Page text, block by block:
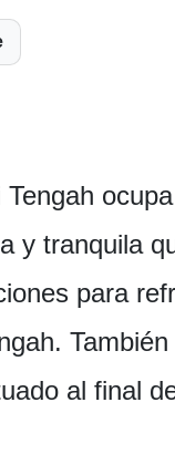
Tengah
y tranquila
para
al final